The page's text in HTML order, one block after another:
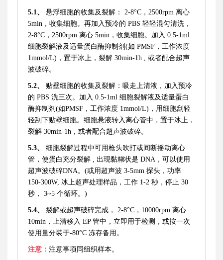
5.1、 悬浮细胞的收集及裂解：
2-8°C，2500rpm 离心
5min，收集细胞。再加入预冷的 PBS 轻轻混匀清洗，
2-8°C，2500rpm 离心 5min，收集细胞。加入 0.5-1ml
细胞裂解液及适量蛋白酶抑制剂(如 PMSF，工作浓度
1mmol/L)，置于冰上，裂解 30min-1h , 或者配合超声
波破碎。
5.2、
贴壁细胞的收集及裂解：吸走上清液，加入预冷
的 PBS 洗三次。加入 0.5-1ml 细胞裂解液及适量蛋白
酶抑制剂(如PMSF，工作浓度 1mmol/L)，用细胞刮轻
轻刮下贴壁细胞。细胞悬液转入离心管中，置于冰上，
裂解 30min-1h，或者配合超声波破碎。
5.3、
细胞裂解过程中可用枪头吹打或间断摇动离心
管，使蛋白充分裂解
, 出现黏糊状是 DNA，可以使用
超声波破碎DNA。(或用超声波 3-5mm 探头，功率
150-300W, 冰上超声处理样品，工作 1-2 秒，停止 30
秒， 3~5 个循环。)
5.4、 裂解或超声破碎完成，
2-8°C，10000rpm 离心
10min，上清移入 EP 管中，立即用于检测，或按一次
使用量分装于-80°C 冻存备用。
注意： 注意事项同组织样本。